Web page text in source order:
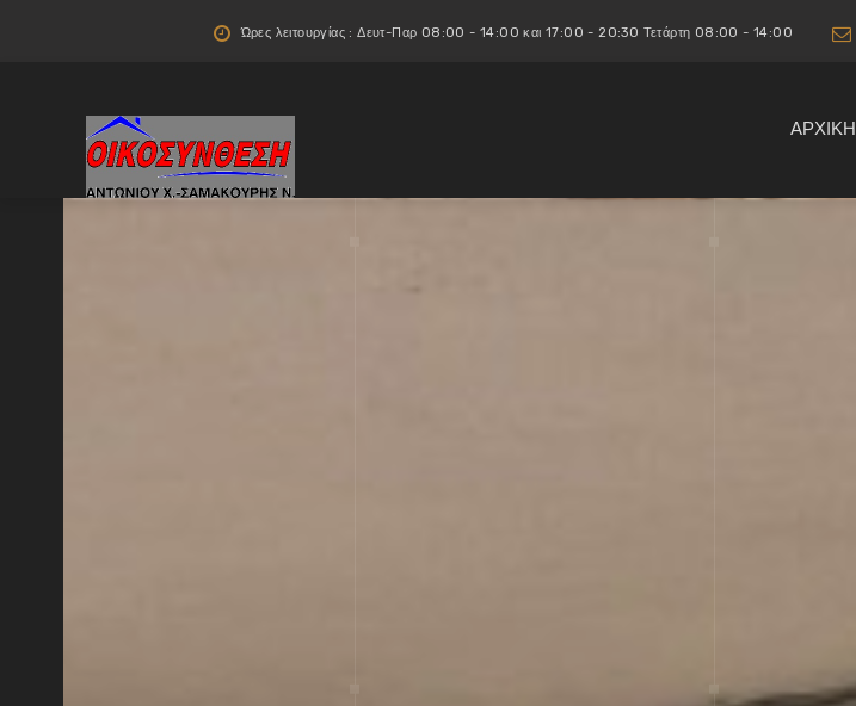
Ώρες λειτουργίας : Δευτ-Παρ 08:00 - 14:00 και 17:00 - 20:30 Τετάρτη 08:00 - 14:00
ΑΡΧΙΚΉ